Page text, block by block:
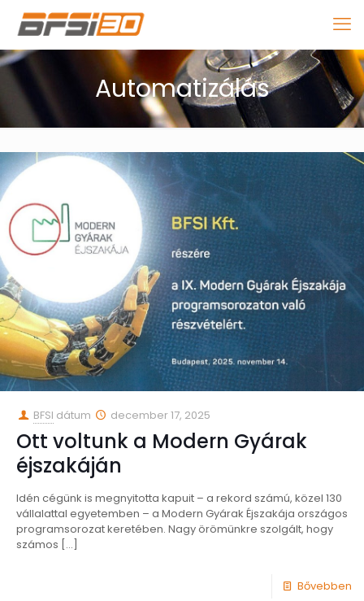
Automatizálás
BFSI dátum december 17, 2025
Ott voltunk a Modern Gyárak
éjszakáján
Idén cégünk is megnyitotta kapuit – a rekord számú, közel 130
vállalattal egyetemben – a Modern Gyárak Éjszakája országos
programsorozat keretében. Nagy örömünkre szolgált, hogy
számos […]
Bővebben